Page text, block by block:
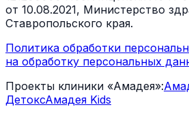
от 10.08.2021, Министерство
Ставропольского края.
Политика обработки
на обработку персональных
Проекты клиники «Амадея»:
ДетоксАмадея Kids